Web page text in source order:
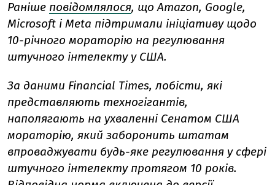
Раніше повідомлялося, що Amazon, Google,
Microsoft і Meta підтримали ініціативу щодо
10-річного мораторію на регулювання
штучного інтелекту у США.
За даними Financial Times, лобісти, які
представляють техногігантів,
наполягають на ухваленні Сенатом США
мораторію, який заборонить штатам
впроваджувати будь-яке регулювання у сфері
штучного інтелекту протягом 10 років.